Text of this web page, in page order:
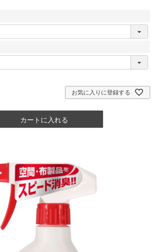
お気に入りに登録する
カートに入れる